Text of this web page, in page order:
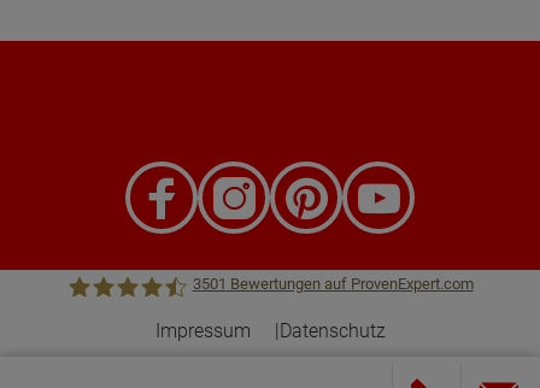
3501 Bewertungen auf ProvenExpert.com
Impressum Datenschutz